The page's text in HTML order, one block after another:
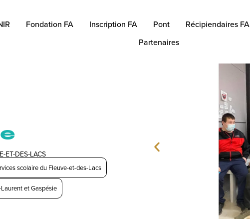
Fondation FA Inscription FA Pont Récipiendaires FA
Partenaires
ET-DES-LACS
scolaire du Fleuve-et-des-Lacs
et Gaspésie